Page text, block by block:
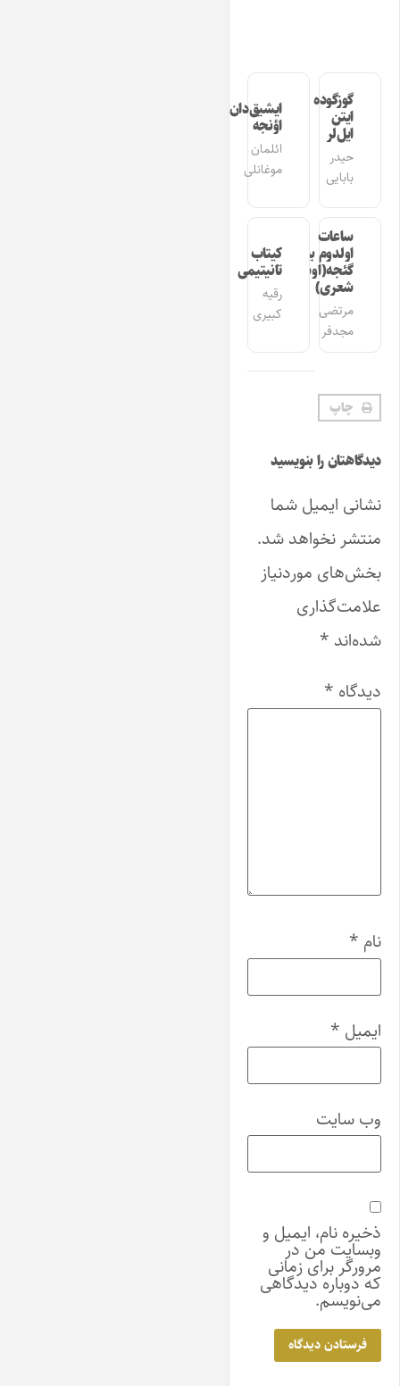
گوزگوده
ایتن
ایل‌لر
حیدر
بابایی
ایشیق‌دان
اؤنجه
ائلمان
موغانلی
ساعات
اولدوم بیر
گئجه(اوشاق
شعری)
مرتضی
مجدفر
کیتاب
تانیتیمی
رقیه
کبیری
چاپ
دیدگاهتان را بنویسید
نشانی ایمیل شما
منتشر نخواهد شد.
بخش‌های موردنیاز
علامت‌گذاری
شده‌اند *
دیدگاه *
نام *
ایمیل *
وب‌ سایت
ذخیره نام، ایمیل و
وبسایت من در
مرورگر برای زمانی
که دوباره دیدگاهی
می‌نویسم.